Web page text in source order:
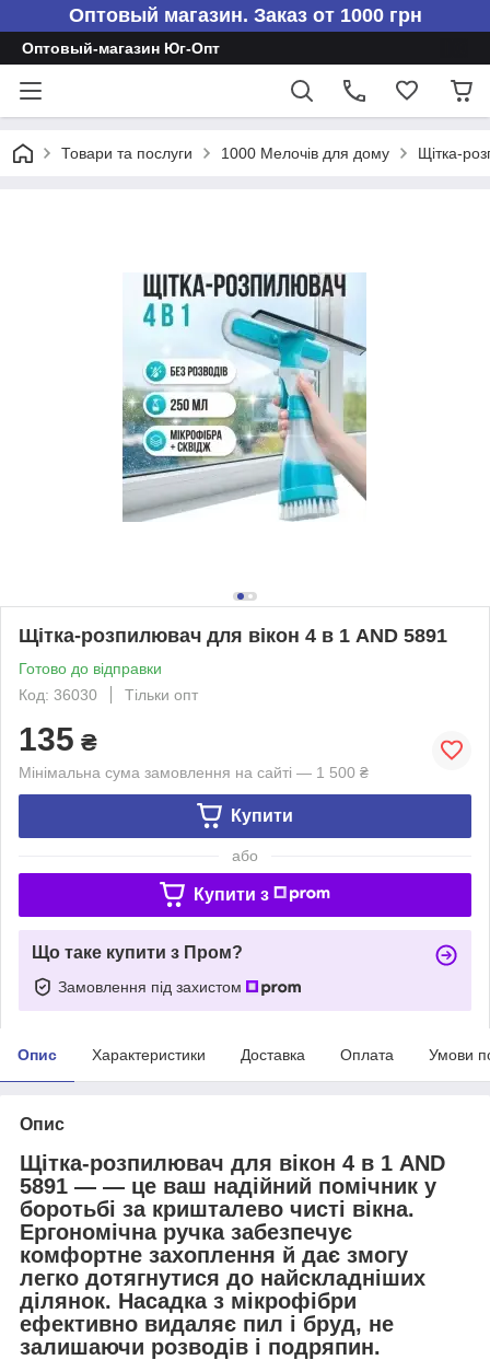
Оптовый магазин. Заказ от 1000 грн
Оптовый-магазин Юг-Опт
Товари та послуги 1000 Мелочів для дому Щітка-
Щітка-розпилювач для вікон 4 в 1 AND 5891
Готово до відправки
Код: 36030
Тільки опт
135 ₴
Мінімальна сума замовлення на сайті — 1 500 ₴
Купити
або
Купити з
Що таке купити з Пром?
Замовлення під захистом
Опис Характеристики Доставка Оплата Умови
Опис
Щітка-розпилювач для вікон 4 в 1 AND
5891 — — це ваш надійний помічник у
боротьбі за кришталево чисті вікна.
Ергономічна ручка забезпечує
комфортне захоплення й дає змогу
легко дотягнутися до найскладніших
ділянок. Насадка з мікрофібри
ефективно видаляє пил і бруд, не
залишаючи розводів і подряпин.